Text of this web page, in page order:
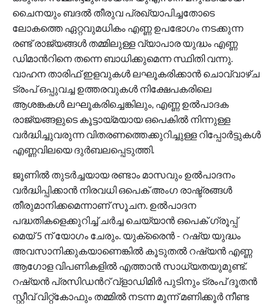
ചൈനയും ബദല്‍ തീരുവ പ്രഖ്യാപിച്ചതോടെ
ലോകത്തെ ഏറ്റവുമധികം എണ്ണ ഉപഭോഗം നടക്കുന്ന
രണ്ട് രാജ്യങ്ങള്‍ തമ്മിലുള്ള വ്യാപാര യുദ്ധം എണ്ണ
ഡിമാന്‍റിനെ തന്നെ ബാധിക്കുമെന്ന സ്ഥിതി വന്നു.
വാഹന താരിഫ് ഇളവുകള്‍ ലഘൂകരിക്കാന്‍ ചൊവ്വാഴ്ച
ട്രംപ് ഒപ്പുവച്ച ഉത്തരവുകള്‍ നിക്ഷേപകരിലെ
ആശങ്കകള്‍ ലഘൂകരിച്ചെങ്കിലും, എണ്ണ ഉല്‍പാദക
രാജ്യങ്ങളുടെ കൂട്ടായ്മയായ ഒപെകില്‍ നിന്നുള്ള
വര്‍ദ്ധിച്ചുവരുന്ന വിതരണത്തെക്കുറിച്ചുള്ള റിപ്പോര്‍ട്ടുകള്‍
എണ്ണവിലയെ ദുര്‍ബലപ്പെടുത്തി.
ജൂണില്‍ തുടര്‍ച്ചയായ രണ്ടാം മാസവും ഉല്‍പാദനം
വര്‍ദ്ധിപ്പിക്കാന്‍ നിരവധി ഒപെക് അംഗ രാഷ്ട്രങ്ങള്‍
തീരുമാനിക്കമെന്നാണ് സൂചന. ഉല്‍പാദന
പദ്ധതികളെക്കുറിച്ച് ചര്‍ച്ച ചെയ്യാന്‍ ഒപെക് ഗ്രൂപ്പ്
മെയ് 5 ന് യോഗം ചേരും. യുക്രൈന്‍ - റഷ്യ യുദ്ധം
അവസാനിക്കുകയാണെങ്കില്‍ കൂടുതല്‍ റഷ്യന്‍ എണ്ണ
ആഗോള വിപണികളില്‍ എത്താന്‍ സാധ്യതയുമുണ്ട്.
റഷ്യന്‍ പ്രസിഡന്‍റ് വ്ളാഡിമിര്‍ പുടിനും ട്രംപ് ദൂതന്‍
സ്റ്റീവ് വിറ്റ്കോഫും തമ്മില്‍ നടന്ന മൂന്ന് മണിക്കൂര്‍ നീണ്ട